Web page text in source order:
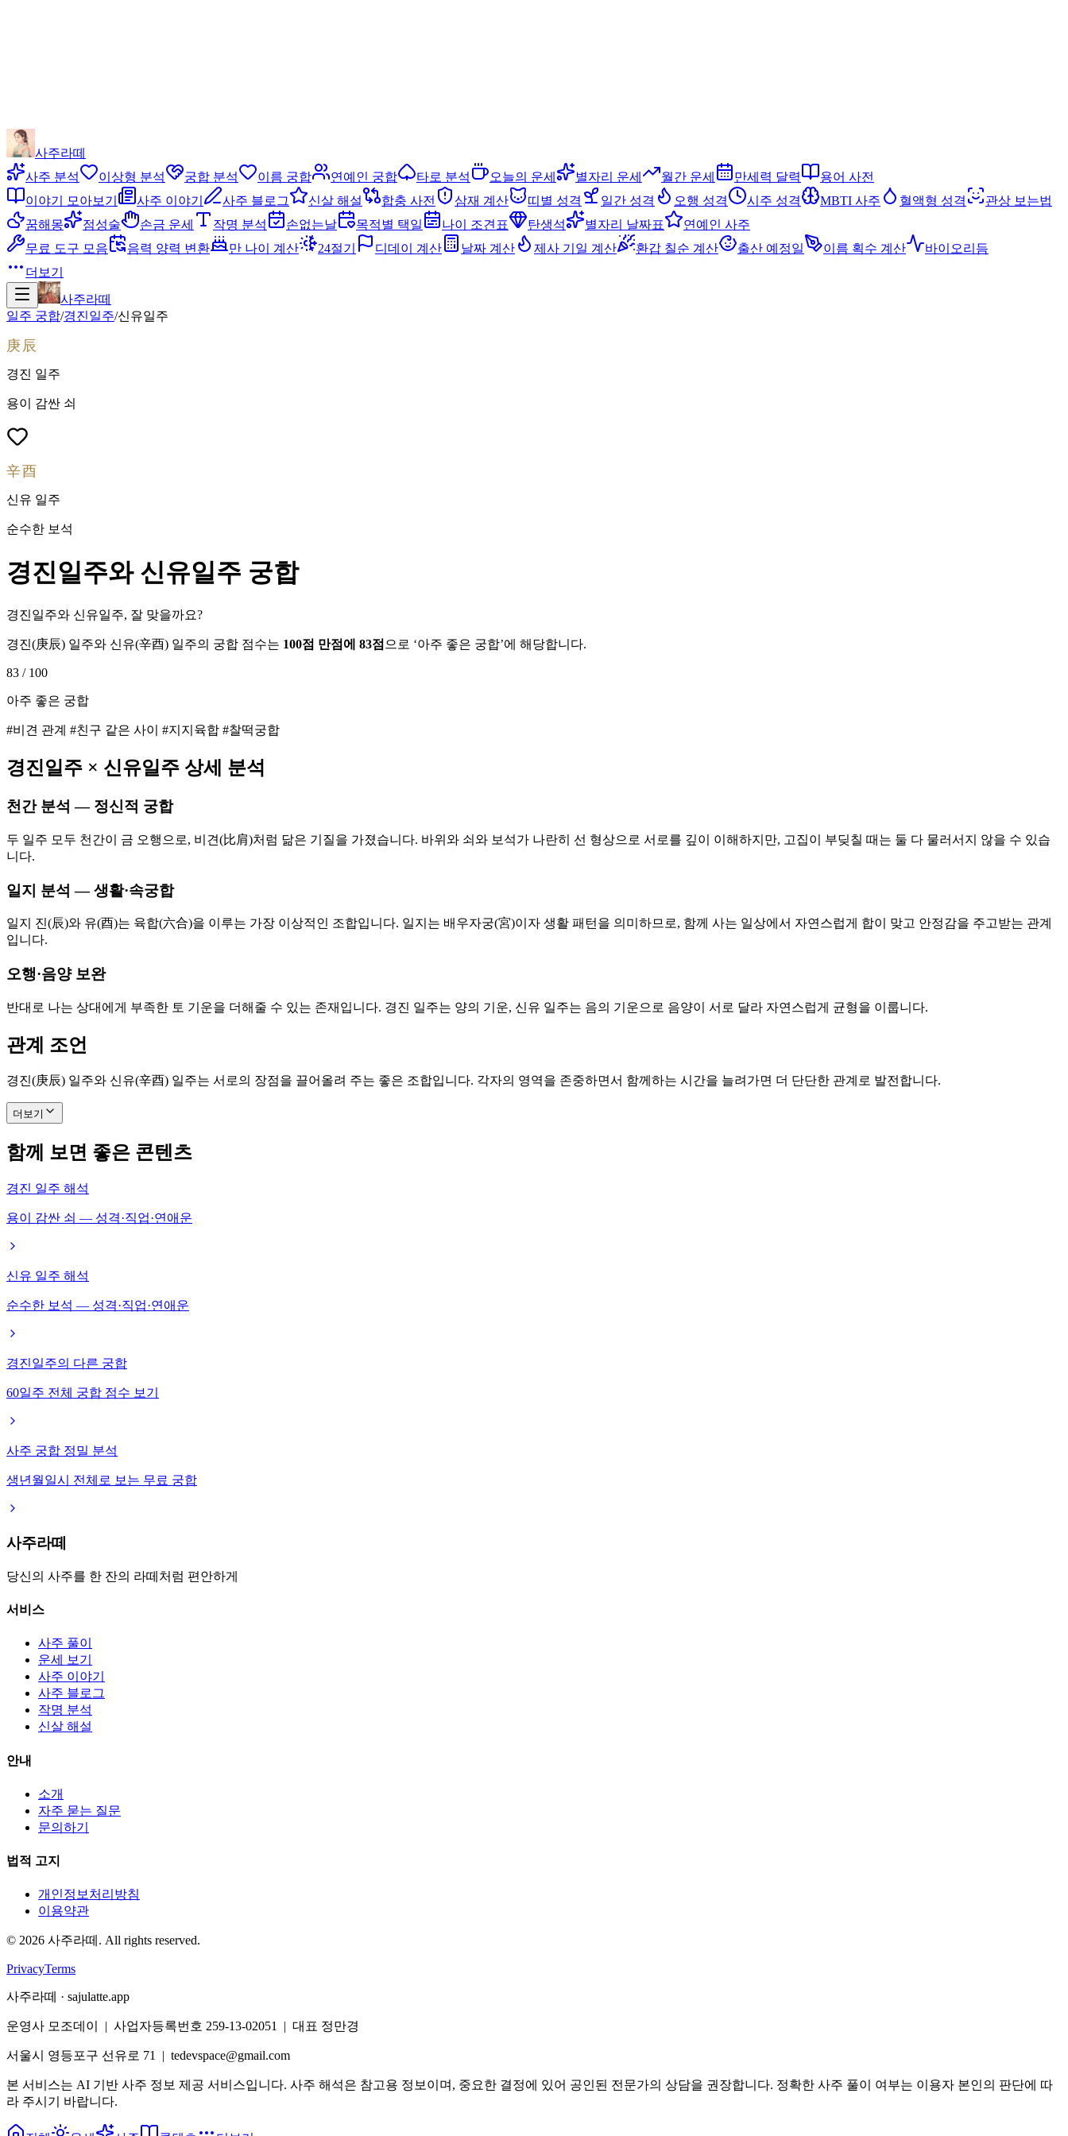
사주라떼
사주 분석
이상형 분석 궁합 분석 이름 궁합 연예인 궁합 타로 분석 오늘의 운세 별자리 운세 월간 운세 만세력 달력
용어 사전
이야기 모아보기
사주 이야기 사주 블로그 신살 해설 합충 사전 삼재 계산 띠별 성격 일간 성격 오행 성격 시주 성격 MBTI 사주 혈액형 성격
관상 보는법
꿈해몽
점성술 손금 운세 작명 분석 손없는날 목적별 택일 나이 조견표 탄생석 별자리 날짜표
연예인 사주
무료 도구 모음
음력 양력 변환 만 나이 계산 24절기 디데이 계산 날짜 계산 제사 기일 계산 환갑 칠순 계산 출산 예정일 이름 획수 계산
바이오리듬
더보기
사주라떼
일주 궁합/경진일주/신유일주
庚辰
경진 일주
용이 감싼 쇠
辛酉
신유 일주
순수한 보석
경진일주와 신유일주 궁합
경진일주와 신유일주, 잘 맞을까요?
경진(庚辰) 일주와 신유(辛酉) 일주의 궁합 점수는 100점 만점에 83점 으로 ‘아주 좋은 궁합’에 해당합니다.
83 / 100
아주 좋은 궁합
#비견 관계 #친구 같은 사이 #지지육합 #찰떡궁합
경진일주 × 신유일주 상세 분석
천간 분석 — 정신적 궁합
두 일주 모두 천간이 금 오행으로, 비견(比肩)처럼 닮은 기질을 가졌습니다. 바위와 쇠와 보석가 나란히 선 형상으로 서로를 깊이 이해하지만, 고집이 부딪칠 때는 둘 다 물러서지 않을 수 있습
니다.
일지 분석 — 생활·속궁합
일지 진(辰)와 유(酉)는 육합(六合)을 이루는 가장 이상적인 조합입니다. 일지는 배우자궁(宮)이자 생활 패턴을 의미하므로, 함께 사는 일상에서 자연스럽게 합이 맞고 안정감을 주고받는 관계
입니다.
오행·음양 보완
반대로 나는 상대에게 부족한 토 기운을 더해줄 수 있는 존재입니다. 경진 일주는 양의 기운, 신유 일주는 음의 기운으로 음양이 서로 달라 자연스럽게 균형을 이룹니다.
관계 조언
경진(庚辰) 일주와 신유(辛酉) 일주는 서로의 장점을 끌어올려 주는 좋은 조합입니다. 각자의 영역을 존중하면서 함께하는 시간을 늘려가면 더 단단한 관계로 발전합니다.
더보기
함께 보면 좋은 콘텐츠
경진 일주 해석
용이 감싼 쇠 — 성격·직업·연애운
신유 일주 해석
순수한 보석 — 성격·직업·연애운
경진일주의 다른 궁합
60일주 전체 궁합 점수 보기
사주 궁합 정밀 분석
생년월일시 전체로 보는 무료 궁합
사주라떼
당신의 사주를 한 잔의 라떼처럼 편안하게
서비스
사주 풀이
운세 보기
사주 이야기
사주 블로그
작명 분석
신살 해설
안내
소개
자주 묻는 질문
문의하기
법적 고지
개인정보처리방침
이용약관
© 2026 사주라떼. All rights reserved.
PrivacyTerms
사주라떼 · sajulatte.app
운영사 모조데이 | 사업자등록번호 259-13-02051 | 대표 정만경
서울시 영등포구 선유로 71 | tedevspace@gmail.com
본 서비스는 AI 기반 사주 정보 제공 서비스입니다. 사주 해석은 참고용 정보이며, 중요한 결정에 있어 공인된 전문가의 상담을 권장합니다. 정확한 사주 풀이 여부는 이용자 본인의 판단에 따
라 주시기 바랍니다.